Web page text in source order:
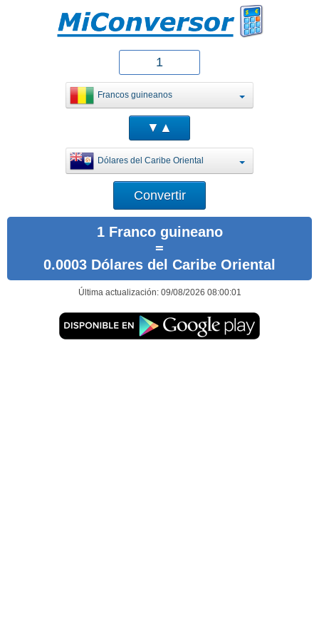
Francos guineanos
Dólares del Caribe Oriental
1 Franco guineano
=
0.0003 Dólares del Caribe Oriental
Última actualización: 09/08/2026 08:00:01